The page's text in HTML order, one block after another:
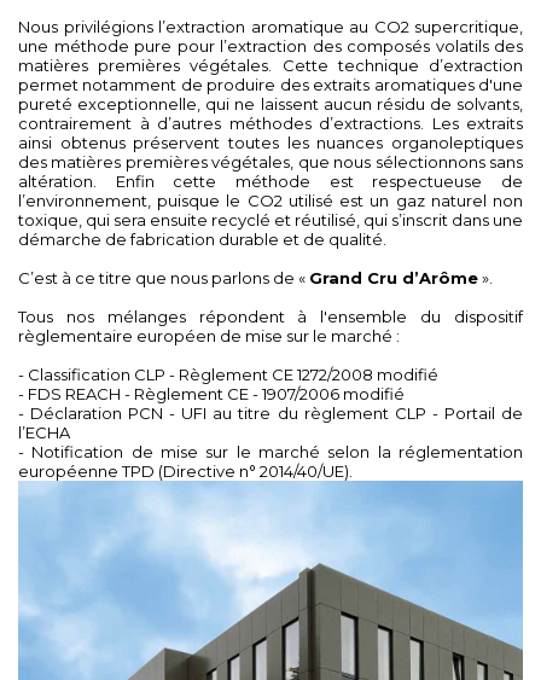
Nous privilégions l’extraction aromatique au CO2 supercritique,
une méthode pure pour l’extraction des composés volatils des
matières premières végétales. Cette technique d’extraction
permet notamment de produire des extraits aromatiques d'une
pureté exceptionnelle, qui ne laissent aucun résidu de solvants,
contrairement à d’autres méthodes d’extractions. Les extraits
ainsi obtenus préservent toutes les nuances organoleptiques
des matières premières végétales, que nous sélectionnons sans
altération. Enfin cette méthode est respectueuse de
l’environnement, puisque le CO2 utilisé est un gaz naturel non
toxique, qui sera ensuite recyclé et réutilisé, qui s’inscrit dans une
démarche de fabrication durable et de qualité.
C’est à ce titre que nous parlons de « Grand Cru d’Arôme».
Tous nos mélanges répondent à l'ensemble du dispositif
règlementaire européen de mise sur le marché :
- Classification CLP - Règlement CE 1272/2008 modifié
- FDS REACH - Règlement CE - 1907/2006 modifié
- Déclaration PCN - UFI au titre du règlement CLP - Portail de
l’ECHA
- Notification de mise sur le marché selon la réglementation
européenne TPD (Directive n° 2014/40/UE).